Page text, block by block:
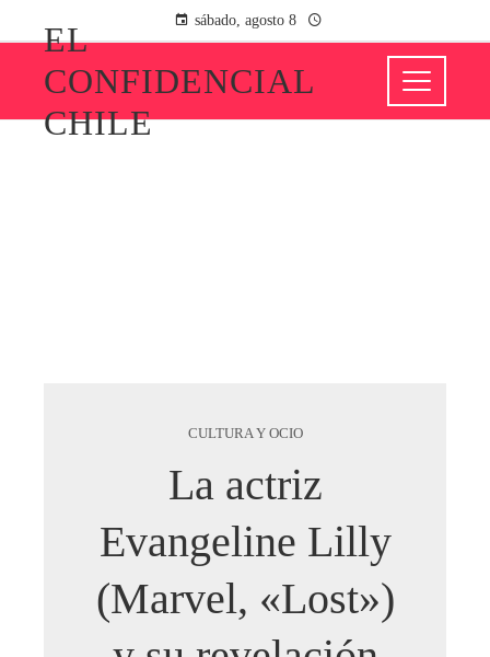
sábado, agosto 8
EL
CONFIDENCIAL
CHILE
CULTURA Y OCIO
La actriz
Evangeline Lilly
(Marvel, «Lost»)